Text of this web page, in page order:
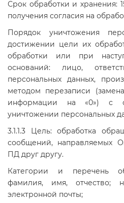
Срок обработки и хранения:
получения согласия на
Порядок уничтожения
достижении цели их
обработки или при
оснований: лицо,
персональных данных,
методом перезаписи
информации на «0») с
уничтожении персональных
3.1.1.3 Цель: обработка
сообщений, направляемых
ПД друг другу.
Категории и перечень
фамилия, имя, отчество;
электронной почты;